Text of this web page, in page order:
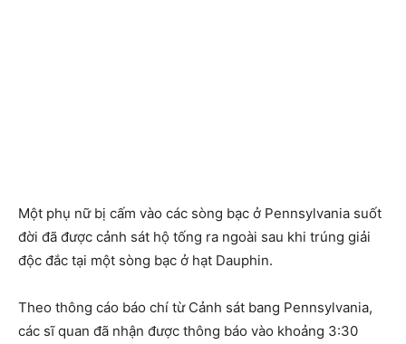
Một phụ nữ bị cấm vào các sòng bạc ở Pennsylvania suốt
đời đã được cảnh sát hộ tống ra ngoài sau khi trúng giải
độc đắc tại một sòng bạc ở hạt Dauphin.
Theo thông cáo báo chí từ Cảnh sát bang Pennsylvania,
các sĩ quan đã nhận được thông báo vào khoảng 3:30